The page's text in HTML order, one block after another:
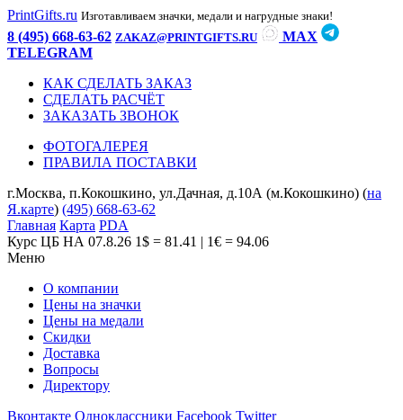
PrintGifts.ru Изготавливаем значки, медали и нагрудные знаки!
8 (495) 668-63-62 ZAKAZ@PRINTGIFTS.RU
MAX
TELEGRAM
КАК СДЕЛАТЬ ЗАКАЗ
СДЕЛАТЬ РАСЧЁТ
ЗАКАЗАТЬ ЗВОНОК
ФОТОГАЛЕРЕЯ
ПРАВИЛА ПОСТАВКИ
г.Москва, п.Кокошкино, ул.Дачная, д.10А (м.Кокошкино) (на
Я.карте) (495) 668-63-62
Главная Карта PDA
Курс ЦБ НА 07.8.26 1$ = 81.41 | 1€ = 94.06
Меню
О компании
Цены на значки
Цены на медали
Скидки
Доставка
Вопросы
Директору
Вконтакте Одноклассники Facebook Twitter